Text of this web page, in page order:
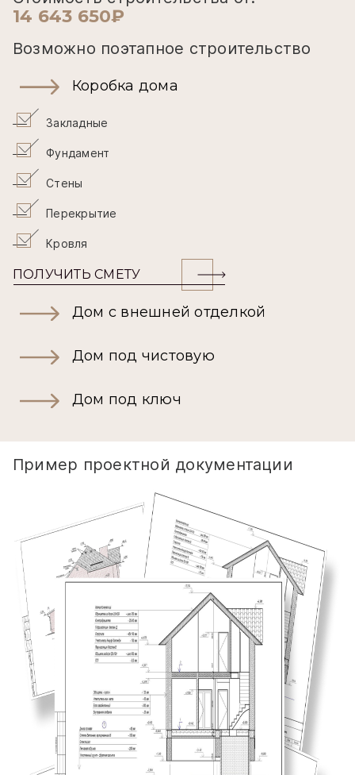
14 643 650₽
Возможно поэтапное строительство
Коробка дома
Закладные
Фундамент
Стены
Перекрытие
Кровля
ПОЛУЧИТЬ СМЕТУ
Дом с внешней отделкой
Дом под чистовую
Дом под ключ
Пример проектной документации